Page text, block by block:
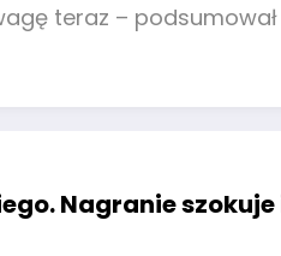
teraz – podsumował
Nagranie